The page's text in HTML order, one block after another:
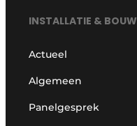
INSTALLATIE & BOUW
Actueel
Algemeen
Panelgesprek